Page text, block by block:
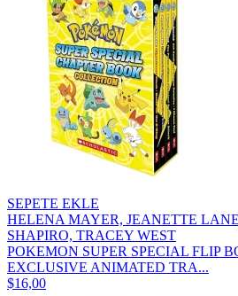
SEPETE EKLE
HELENA MAYER, JEANETTE
SHAPIRO, TRACEY WEST
POKEMON SUPER SPECIAL FLIP
EXCLUSIVE ANIMATED TRA...
$16,00